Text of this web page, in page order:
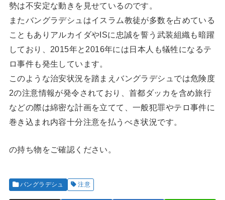
勢は不安定な動きを見せているのです。
またバングラデシュはイスラム教徒が多数を占めている
こともありアルカイダやISに忠誠を誓う武装組織も暗躍
しており、2015年と2016年には日本人も犠牲になるテ
ロ事件も発生しています。
このような治安状況を踏まえバングラデシュでは危険度
2の注意情報が発令されており、首都ダッカを含め旅行
などの際は綿密な計画を立てて、一般犯罪やテロ事件に
巻き込まれ内容十分注意を払うべき状況です。
の持ち物をご確認ください。
バングラデシュ 注意